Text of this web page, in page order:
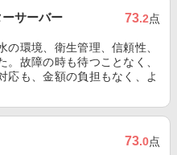
サーバー 73.2点
環境、衛生管理、信頼性、
故障の時も待つことなく、
応も、金額の負担もなく、よ
73.0点